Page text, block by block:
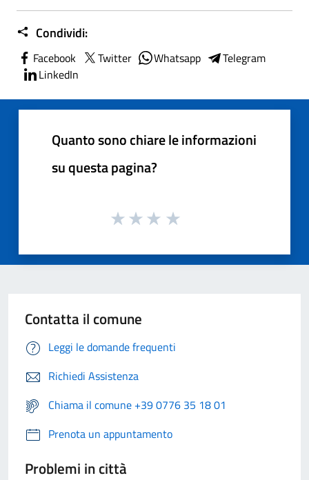
Condividi:
Facebook Twitter Whatsapp
Telegram
LinkedIn
Quanto sono chiare le informazioni
su questa pagina?
Contatta il comune
Leggi le domande frequenti
Richiedi Assistenza
Chiama il comune +39 0776 35 18 01
Prenota un appuntamento
Problemi in città